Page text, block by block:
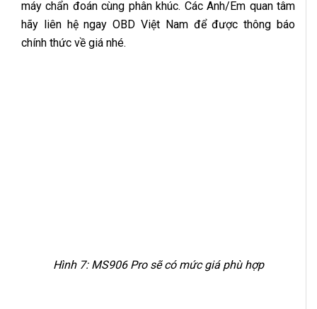
máy chẩn đoán cùng phân khúc. Các Anh/Em quan tâm
hãy liên hệ ngay OBD Việt Nam để được thông báo
chính thức về giá nhé.
Hình 7: MS906 Pro sẽ có mức giá phù hợp